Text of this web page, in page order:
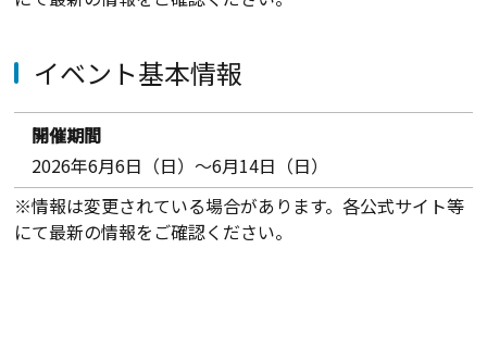
イベント基本情報
開催期間
2026年6月6日（日）～6月14日（日）
※情報は変更されている場合があります。各公式サイト等
にて最新の情報をご確認ください。